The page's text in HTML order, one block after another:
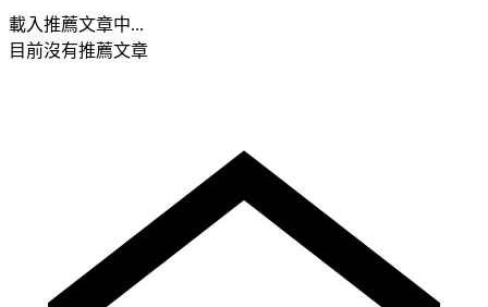
載入推薦文章中...
目前沒有推薦文章